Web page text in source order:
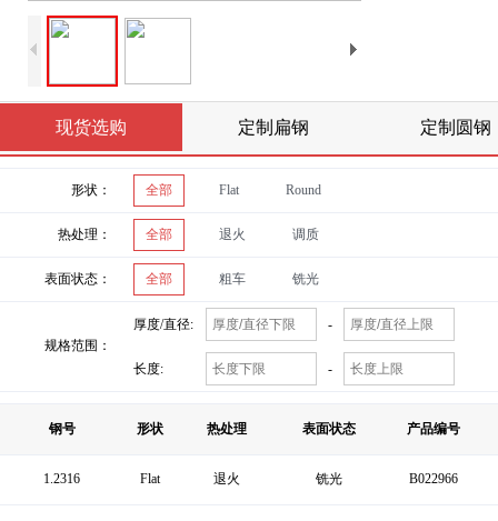
现货选购 定制扁钢 定制圆钢
形状： 全部 Flat Round
热处理： 全部 退火 调质
表面状态： 全部 粗车 铣光
规格范围：
厚度/直径: -
长度: -
钢号 形状 热处理 表面状态 产品编号
1.2316 Flat 退火 铣光 B022966